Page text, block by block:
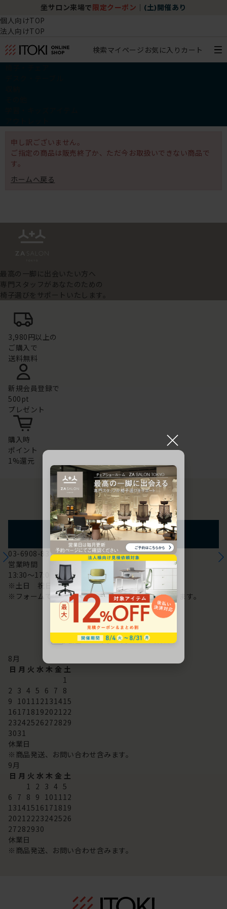
坐サロン来場で 限定クーポン (土)開催あり
個人向けTOP
法人向けTOP
検索マイページ お気に入り カート
申し訳ございません。
ご指定の商品は販売終了か、ただ今お取扱いできない商品で
す。
ホームへ戻る
最高の一脚に出会いたい方へ
専門スタッフがあなたのための
椅子選びをサポートいたします。
3,980円以上の
ご購入で
送料無料
新規会員登録で
500pt
プレゼント
購入時
ポイント
1%還元
お問い合わせ
フォームからのお問い合わせ
03-6908-8370
営業時間
13:30～17:00
※土日 祝日は休み
※フォームでのお問い合わせは24時間対応しております。
配送・お問い合わせ営業日
8月
日 月 火 水 木 金 土
1
2 3 4 5 6 7 8
9 101112131415
16171819202122
23242526272829
3031
休業日
※商品発送、お問い合わせ含みます。
9月
日 月 火 水 木 金 土
1 2 3 4 5
6 7 8 9 101112
13141516171819
20212223242526
27282930
休業日
※商品発送、お問い合わせ含みます。
×